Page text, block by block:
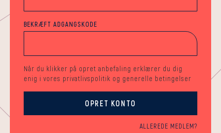
BEKRÆFT ADGANGSKODE
Når du klikker på opret anbefaling erklærer du dig
enig i vores privatlivspolitik og generelle betingelser
OPRET KONTO
ALLEREDE MEDLEM?